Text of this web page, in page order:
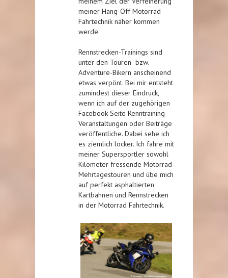
meiner Hang-Off Motorrad
Fahrtechnik näher kommen
werde.
Rennstrecken-Trainings sind
unter den Touren- bzw.
Adventure-Bikern anscheinend
etwas verpönt. Bei mir entsteht
zumindest dieser Eindruck,
wenn ich auf der zugehörigen
Facebook-Seite Renntraining-
Veranstaltungen oder Beiträge
veröffentliche. Dabei sehe ich
es ziemlich locker. Ich fahre mit
meiner Supersportler sowohl
Kilometer fressende Motorrad
Mehrtagestouren und übe mich
auf perfekt asphaltierten
Kartbahnen und Rennstrecken
in der Motorrad Fahrtechnik.